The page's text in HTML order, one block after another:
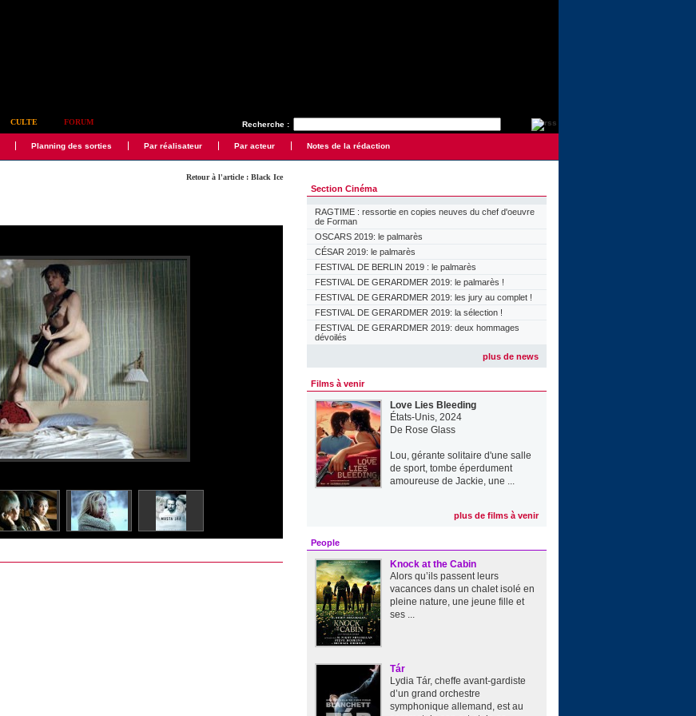
Recherche :
CULTE FORUM
Planning des sorties Par réalisateur Par acteur Notes de la rédaction
Retour à l'article : Black Ice
Section Cinéma
RAGTIME : ressortie en copies neuves du chef d'oeuvre
de Forman
OSCARS 2019: le palmarès
CÉSAR 2019: le palmarès
FESTIVAL DE BERLIN 2019 : le palmarès
FESTIVAL DE GERARDMER 2019: le palmarès !
FESTIVAL DE GERARDMER 2019: les jury au complet !
FESTIVAL DE GERARDMER 2019: la sélection !
FESTIVAL DE GERARDMER 2019: deux hommages
dévoilés
plus de news
Films à venir
Love Lies Bleeding
États-Unis, 2024
De Rose Glass
Lou, gérante solitaire d'une salle
de sport, tombe éperdument
amoureuse de Jackie, une ...
plus de films à venir
People
Knock at the Cabin
Alors qu’ils passent leurs
vacances dans un chalet isolé en
pleine nature, une jeune fille et
ses ...
Tár
Lydia Tár, cheffe avant-gardiste
d’un grand orchestre
symphonique allemand, est au